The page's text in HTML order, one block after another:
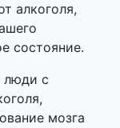
алкоголя,
состояние.
люди с
мозга